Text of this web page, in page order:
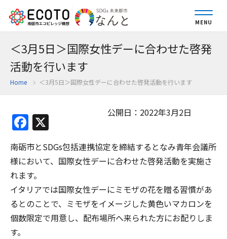
MENU
＜3月5日＞国際女性デーに合わせた啓発
活動を行います
Home ＜3月5日＞国際女性デーに合わせた啓発活動を行います
公開日：2022年3月2日
Facebook
南砺市とSDGs包括連携協定を締結するとなみ青年会議所
様において、国際女性デーに合わせた啓発活動を実施さ
れます。
イタリアでは国際女性デーにミモザの花を贈る習慣があ
るとのことで、ミモザをイメージした黄色いマカロンを
個数限定で用意し、配布場所へ来られた方にお配りしま
す。